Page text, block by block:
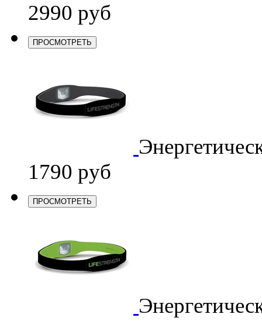
2990 руб
ПРОСМОТРЕТЬ
1790 руб
ПРОСМОТРЕТЬ